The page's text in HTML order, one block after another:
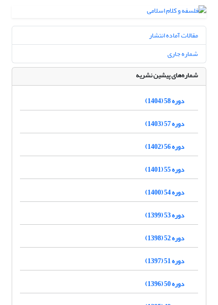
مقالات آماده انتشار
شماره جاری
شماره‌های پیشین نشریه
دوره 58 (1404)
دوره 57 (1403)
دوره 56 (1402)
دوره 55 (1401)
دوره 54 (1400)
دوره 53 (1399)
دوره 52 (1398)
دوره 51 (1397)
دوره 50 (1396)